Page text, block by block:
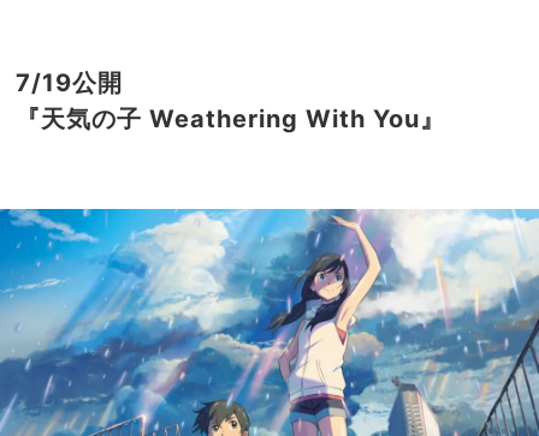
7/19公開
『天気の子 Weathering With You』